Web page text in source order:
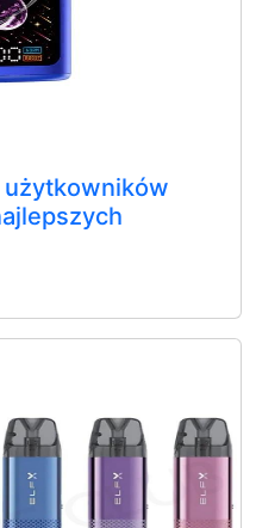
użytkowników